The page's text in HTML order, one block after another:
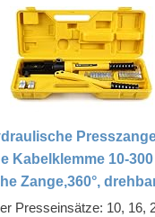
Kabelklemme 10-300
Zange,360°,
Presseinsätze: 10, 16,